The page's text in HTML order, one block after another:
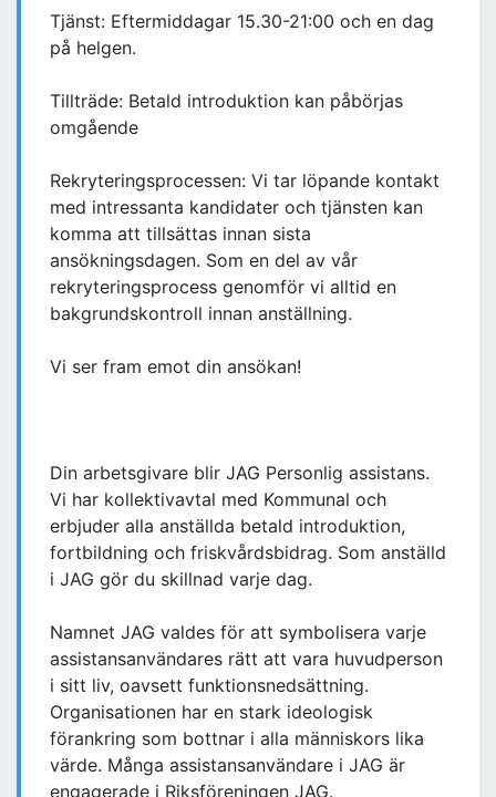
Tjänst: Eftermiddagar 15.30-21:00 och en dag
på helgen.
Tillträde: Betald introduktion kan påbörjas
omgående
Rekryteringsprocessen: Vi tar löpande kontakt
med intressanta kandidater och tjänsten kan
komma att tillsättas innan sista
ansökningsdagen. Som en del av vår
rekryteringsprocess genomför vi alltid en
bakgrundskontroll innan anställning.
Vi ser fram emot din ansökan!
Din arbetsgivare blir JAG Personlig assistans.
Vi har kollektivavtal med Kommunal och
erbjuder alla anställda betald introduktion,
fortbildning och friskvårdsbidrag. Som anställd
i JAG gör du skillnad varje dag.
Namnet JAG valdes för att symbolisera varje
assistansanvändares rätt att vara huvudperson
i sitt liv, oavsett funktionsnedsättning.
Organisationen har en stark ideologisk
förankring som bottnar i alla människors lika
värde. Många assistansanvändare i JAG är
engagerade i Riksföreningen JAG.